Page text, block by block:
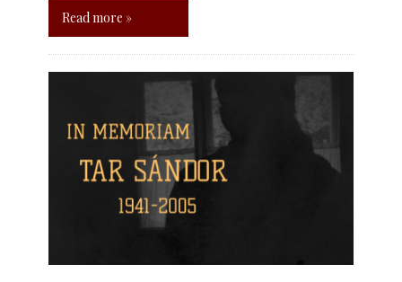
Read more »